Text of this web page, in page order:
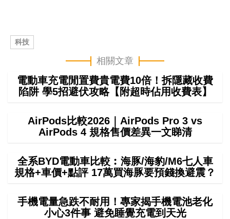
科技
相關文章
電動車充電閒置費貴電費10倍！拆隱藏收費
陷阱 學5招避伏攻略【附超時佔用收費表】
AirPods比較2026｜AirPods Pro 3 vs
AirPods 4 規格售價差異一文睇清
全系BYD電動車比較︰海豚/海豹/M6七人車
規格+車價+點評 17萬買海豚要預錢換避震？
手機電量急跌不耐用！專家揭手機電池老化
小心3件事 避免睡覺充電到天光